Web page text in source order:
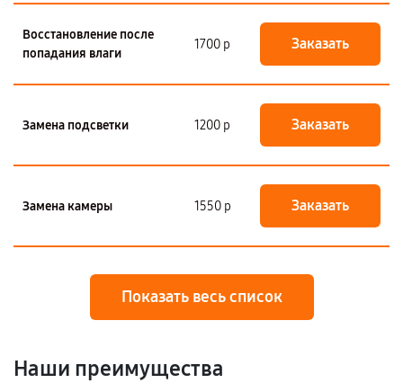
Восстановление после
попадания влаги
1700 р Заказать
Замена подсветки 1200 р Заказать
Замена камеры 1550 р Заказать
Показать весь список
Наши преимущества